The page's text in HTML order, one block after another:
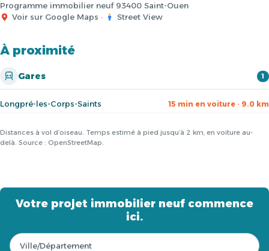
Programme immobilier neuf 93400 Saint-Ouen
Voir sur Google Maps · Street View
À proximité
Gares 1
Longpré-les-Corps-Saints 15 min en voiture · 9.0 km
Distances à vol d’oiseau. Temps estimé à pied jusqu’à 2 km, en voiture au-
delà. Source : OpenStreetMap.
Votre projet immobilier neuf commence
ici.